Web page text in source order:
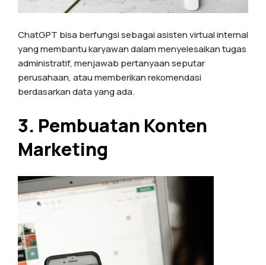
ChatGPT bisa berfungsi sebagai asisten virtual internal
yang membantu karyawan dalam menyelesaikan tugas
administratif, menjawab pertanyaan seputar
perusahaan, atau memberikan rekomendasi
berdasarkan data yang ada.
3. Pembuatan Konten
Marketing